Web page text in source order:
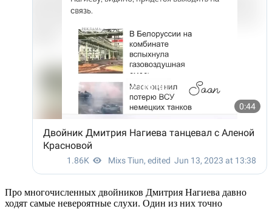
Про многочисленных двойников Дмитрия Нагиева давно
ходят самые невероятные слухи. Один из них точно